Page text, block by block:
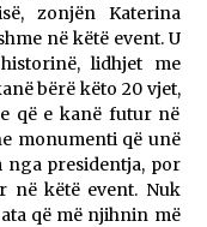
zonjën Katerina
në këtë event. U
lidhjet me
bërë këto 20 vjet,
që e kanë futur në
monumenti që unë
nga presidentja, por
në këtë event. Nuk
që më njihnin më